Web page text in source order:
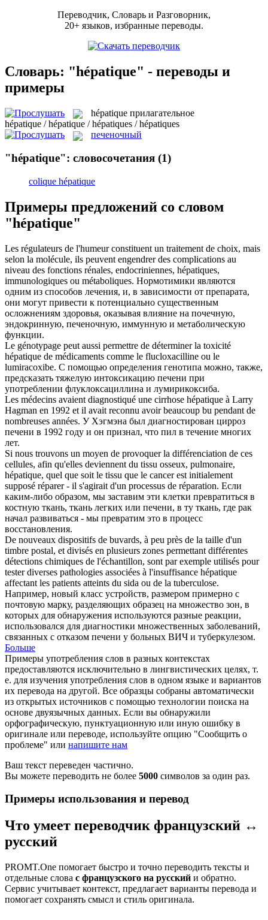
Переводчик, Словарь и Разговорник,
20+ языков, избранные переводы.
Словарь: "hépatique" - переводы и
примеры
hépatique прилагательное
hépatique / hépatique / hépatiques / hépatiques
печеночный
"hépatique": словосочетания (1)
colique hépatique
Примеры предложений со словом
"hépatique"
Les régulateurs de l'humeur constituent un traitement de choix, mais
selon la molécule, ils peuvent engendrer des complications au
niveau des fonctions rénales, endocriniennes, hépatiques,
immunologiques ou métaboliques. Нормотимики являются
одним из способов лечения, и, в зависимости от препарата,
они могут привести к потенциально существенным
осложнениям здоровья, оказывая влияние на почечную,
эндокринную, печеночную, иммунную и метаболическую
функции.
Le génotypage peut aussi permettre de déterminer la toxicité
hépatique de médicaments comme le flucloxacilline ou le
lumiracoxibe. С помощью определения генотипа можно, также,
предсказать тяжелую интоксикацию печени при
употреблении флуклоксациллина и лумирикоксиба.
Les médecins avaient diagnostiqué une cirrhose hépatique à Larry
Hagman en 1992 et il avait reconnu avoir beaucoup bu pendant de
nombreuses années. У Хэгмэна был диагностирован цирроз
печени в 1992 году и он признал, что пил в течение многих
лет.
Si nous trouvons un moyen de provoquer la différenciation de ces
cellules, afin qu'elles deviennent du tissu osseux, pulmonaire,
hépatique, quel que soit le tissu que le cancer est initialement
supposé réparer - il s'agirait d'un processus de réparation. Если
каким-либо образом, мы заставим эти клетки превратиться в
костную ткань, ткань легких или печени, в ту ткань, где рак
начал развиваться - мы превратим это в процесс
восстановления.
De nouveaux dispositifs de buvards, à peu près de la taille d'un
timbre postal, et divisés en plusieurs zones permettant différentes
détections chimiques de l'échantillon, sont par exemple utilisés pour
tester diverses pathologies associées à l'insuffisance hépatique
affectant les patients atteints du sida ou de la tuberculose.
Например, новый класс устройств, размером примерно с
почтовую марку, разделяющих образец на множество зон, в
которых для обнаружения используются разные реакции,
использовался для диагностики множественных заболеваний,
связанных с отказом печени у больных ВИЧ и туберкулезом.
Больше
Примеры употребления слов в разных контекстах
предоставляются исключительно в лингвистических целях, т.
е. для изучения употребления слов в одном языке и вариантов
их перевода на другой. Все образцы собраны автоматически
из открытых источников с помощью технологии поиска на
основе двуязычных данных. Если вы обнаружили
орфографическую, пунктуационную или иную ошибку в
оригинале или переводе, используйте опцию "Сообщить о
проблеме" или напишите нам
Ваш текст переведен частично.
Вы можете переводить не более 5000 символов за один раз.
Примеры использования и перевод
Что умеет переводчик французский ↔
русский
PROMT.One помогает быстро и точно переводить тексты и
отдельные слова с французского на русский и обратно.
Сервис учитывает контекст, предлагает варианты перевода и
помогает сохранять смысл и стиль оригинала.